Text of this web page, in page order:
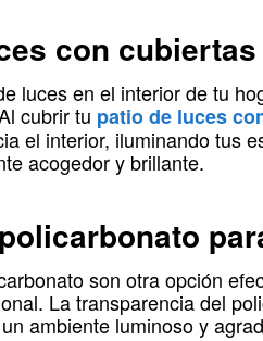
con
luces en el interior de tu
cubrir tu patio de luces
el interior, iluminando tus
acogedor y brillante.
son otra opción
La transparencia del
ambiente luminoso y